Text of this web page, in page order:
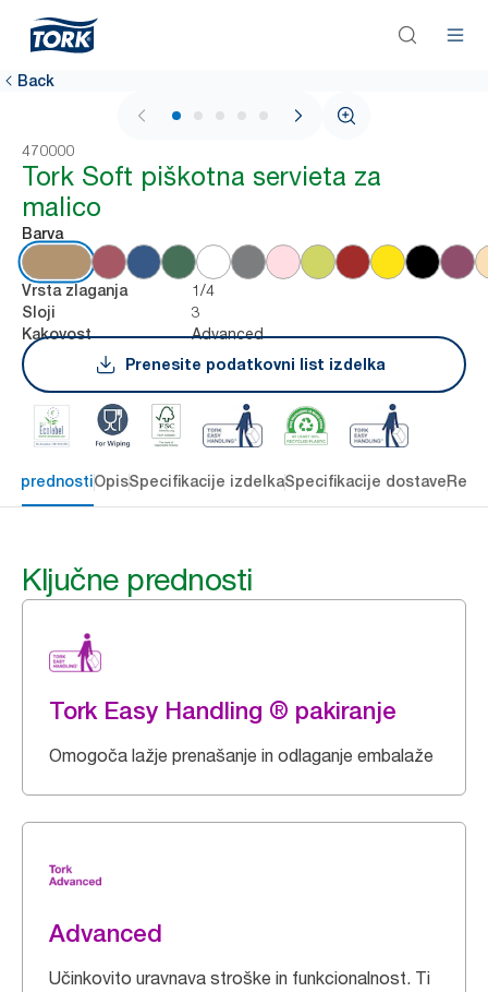
Back
1 / 5
470000
Tork Soft piškotna servieta za
malico
Barva
Vrsta zlaganja 1/4
Sloji 3
Kakovost
Advanced
Prenesite podatkovni list izdelka
prednostiOpisSpecifikacije izdelkaSpecifikacije dostave
Ključne prednosti
Tork Easy Handling ® pakiranje
Omogoča lažje prenašanje in odlaganje embalaže
Advanced
Učinkovito uravnava stroške in funkcionalnost. Ti